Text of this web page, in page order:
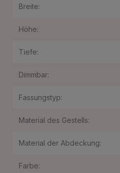
Breite:
Höhe:
Tiefe:
Dimmbar:
Fassungstyp:
Material des Gestells:
Material der Abdeckung:
Farbe: